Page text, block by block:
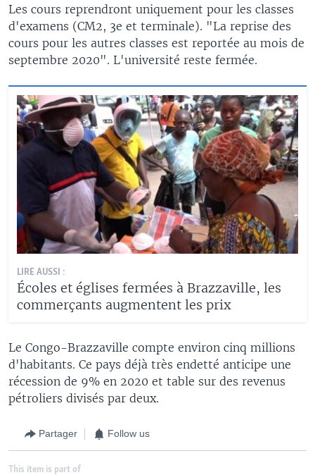
Les cours reprendront uniquement pour les classes
d'examens (CM2, 3e et terminale). "La reprise des
cours pour les autres classes est reportée au mois de
septembre 2020". L'université reste fermée.
LIRE AUSSI :
Écoles et églises fermées à Brazzaville, les
commerçants augmentent les prix
Le Congo-Brazzaville compte environ cinq millions
d'habitants. Ce pays déjà très endetté anticipe une
récession de 9% en 2020 et table sur des revenus
pétroliers divisés par deux.
Partager Follow us
This item is part of